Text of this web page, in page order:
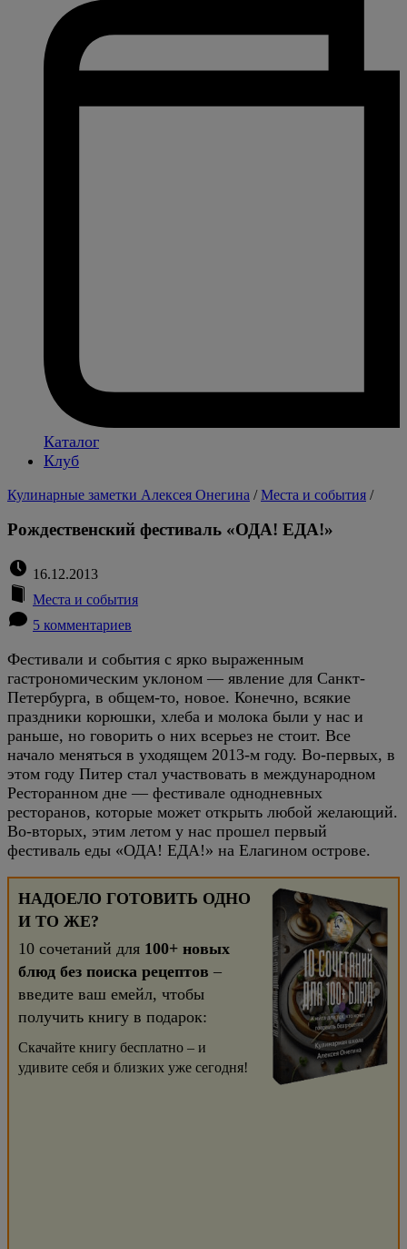
Каталог
Клуб
Кулинарные заметки Алексея Онегина /Места и события /
Рождественский фестиваль «ОДА! ЕДА!»
16.12.2013
Места и события
5 комментариев
Фестивали и события с ярко выраженным
гастрономическим уклоном — явление для Санкт-
Петербурга, в общем-то, новое. Конечно, всякие
праздники корюшки, хлеба и молока были у нас и
раньше, но говорить о них всерьез не стоит. Все
начало меняться в уходящем 2013-м году. Во-первых, в
этом году Питер стал участвовать в международном
Ресторанном дне — фестивале однодневных
ресторанов, которые может открыть любой желающий.
Во-вторых, этим летом у нас прошел первый
фестиваль еды «ОДА! ЕДА!» на Елагином острове.
НАДОЕЛО ГОТОВИТЬ ОДНО
И ТО ЖЕ?
10 сочетаний для 100+ новых
блюд без поиска рецептов –
введите ваш емейл, чтобы
получить книгу в подарок:
Скачайте книгу бесплатно – и
удивите себя и близких уже сегодня!